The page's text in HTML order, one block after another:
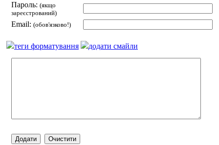
Пароль: (якщо
зареєстрований)
Email: (обов'язково!)
теги форматування додати смайли